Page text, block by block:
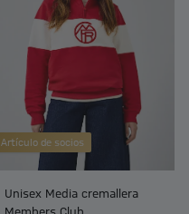
Artículo de socios
Unisex Media cremallera